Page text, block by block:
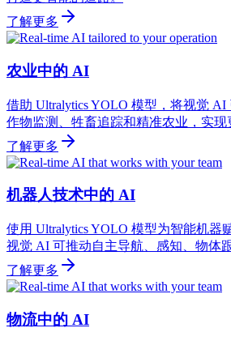
了解更多
农业中的 AI
借助 Ultralytics YOLO 模型，将视觉
作物监测、牲畜追踪和精准农业，实现
了解更多
机器人技术中的 AI
使用 Ultralytics YOLO 模型为智能机器
视觉 AI 可推动自主导航、感知、物体
了解更多
物流中的 AI